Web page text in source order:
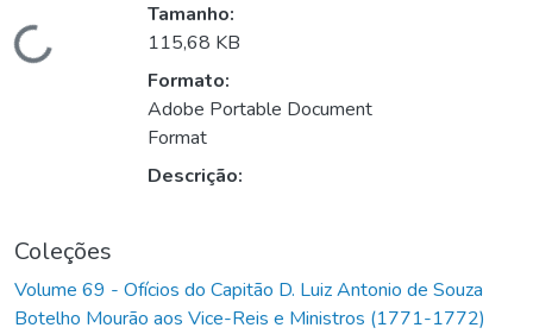
Carregando...
Tamanho:
115,68 KB
Formato:
Adobe Portable Document
Format
Descrição:
Coleções
Volume 69 - Ofícios do Capitão D. Luiz Antonio de Souza
Botelho Mourão aos Vice-Reis e Ministros (1771-1772)